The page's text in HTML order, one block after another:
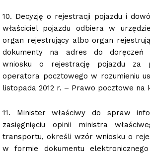
10. Decyzję o rejestracji pojazdu i
właściciel pojazdu odbiera w
organ rejestrujący albo organ
dokumenty na adres do doręczeń
wniosku o rejestrację pojazdu za
operatora pocztowego w rozumieniu
listopada 2012 r. – Prawo pocztowe na
11. Minister właściwy do spraw
zasięgnięciu opinii ministra
transportu, określi wzór wniosku o
w formie dokumentu